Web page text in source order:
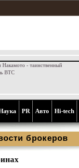
Накамото - таинственный
BTC
PR Aвто Hi-tech
брокеров